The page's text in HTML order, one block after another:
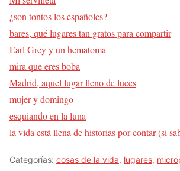
¿son tontos los españoles?
bares, qué lugares tan gratos para compartir
Earl Grey y un hematoma
mira que eres boba
Madrid, aquel lugar lleno de luces
mujer y domingo
esquiando en la luna
la vida está llena de historias por contar (si
Categorías: cosas de la vida, lugares,